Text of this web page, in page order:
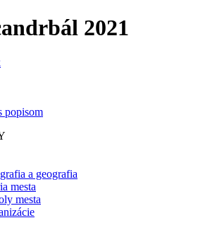
2021
a geografia
mesta
mesta